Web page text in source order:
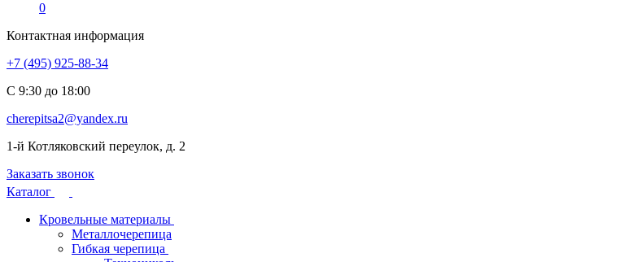
0
Контактная информация
+7 (495) 925-88-34
С 9:30 до 18:00
cherepitsa2@yandex.ru
1-й Котляковский переулок, д. 2
Заказать звонок
Каталог
Кровельные материалы
Металлочерепица
Гибкая черепица